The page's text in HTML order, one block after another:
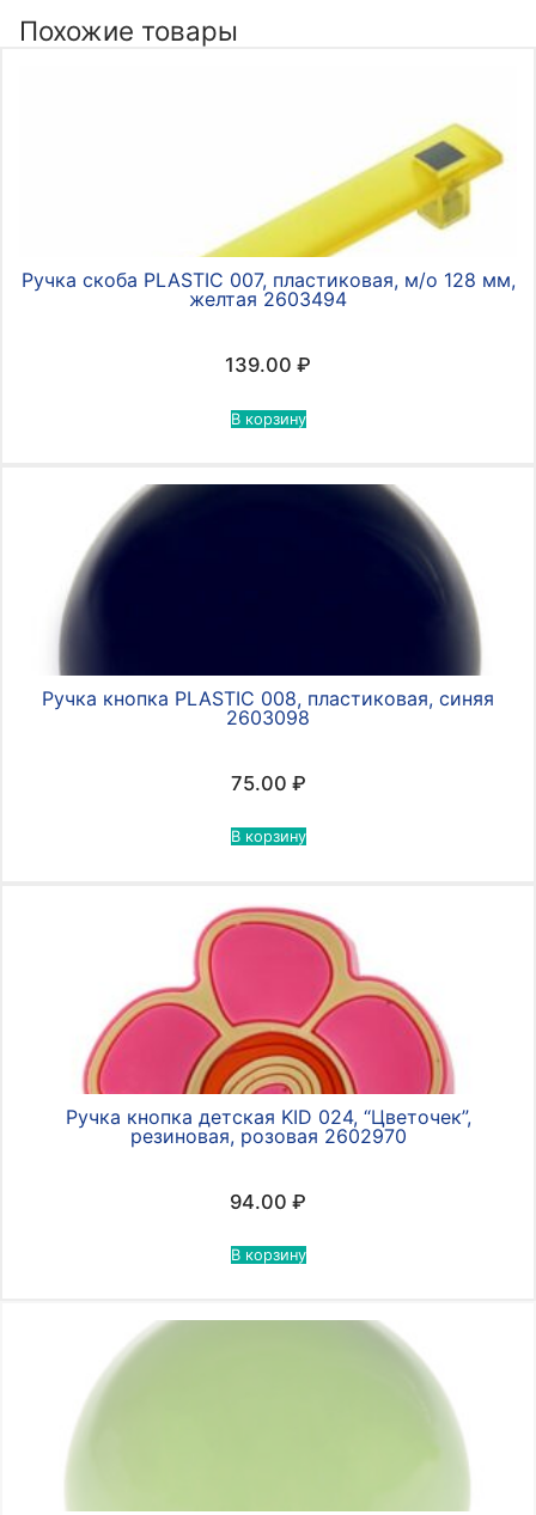
пластиковая,
Похожие товары
Ручка скоба PLASTIC 007, пластиковая, м/о 128 мм,
желтая 2603494
139.00 ₽
В корзину
Ручка кнопка PLASTIC 008, пластиковая, синяя
2603098
75.00 ₽
В корзину
Ручка кнопка детская KID 024, “Цветочек”,
резиновая, розовая 2602970
94.00 ₽
В корзину